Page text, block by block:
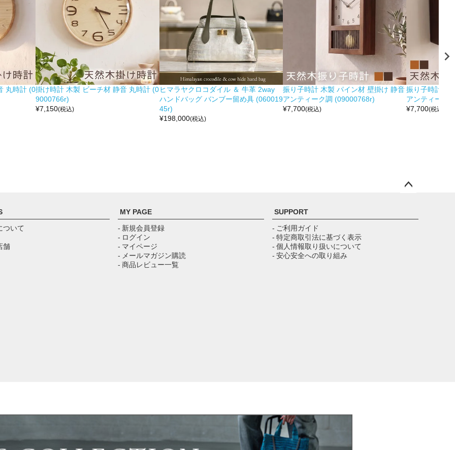
丸時計 (0掛け時計 木製 ビーチ材 静音 丸時計 (0
9000766r)
¥7,150(税込)
ヒマラヤクロコダイル ＆ 牛革 2way
ハンドバッグ バンブー留め具 (060019
45r)
¥198,000(税込)
振り子時計 木製 パイン材 壁掛け 静音
アンティーク調 (09000768r)
¥7,700(税込)
振り子時計 木
アンティーク
¥7,700(税込)
ップ
ついて
舗
MY PAGE
- 新規会員登録
- ログイン
- マイページ
- メールマガジン購読
- 商品レビュー一覧
SUPPORT
- ご利用ガイド
- 特定商取引法に基づく表示
- 個人情報取り扱いについて
- 安心安全への取り組み